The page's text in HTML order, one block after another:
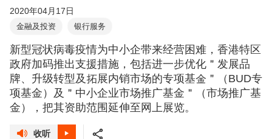
2020年04月17日
金融及投资 银行服务
新型冠状病毒疫情为中小企带来经营困难，香港特区
政府加码推出支援措施，包括进一步优化＂发展品
牌、升级转型及拓展内销市场的专项基金＂（BUD专
项基金）及＂中小企业市场推广基金＂（市场推广基
金），把其资助范围延伸至网上展览。
收听